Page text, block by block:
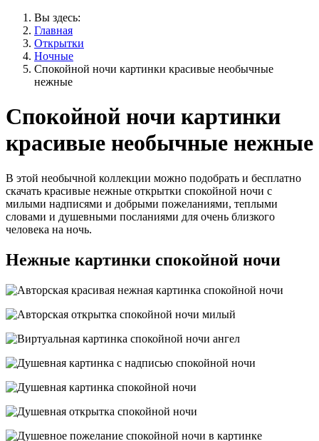
Вы здесь:
Главная
Открытки
Ночные
Спокойной ночи картинки красивые необычные
нежные
Спокойной ночи картинки
красивые необычные нежные
В этой необычной коллекции можно подобрать и бесплатно
скачать красивые нежные открытки спокойной ночи с
милыми надписями и добрыми пожеланиями, теплыми
словами и душевными посланиями для очень близкого
человека на ночь.
Нежные картинки спокойной ночи